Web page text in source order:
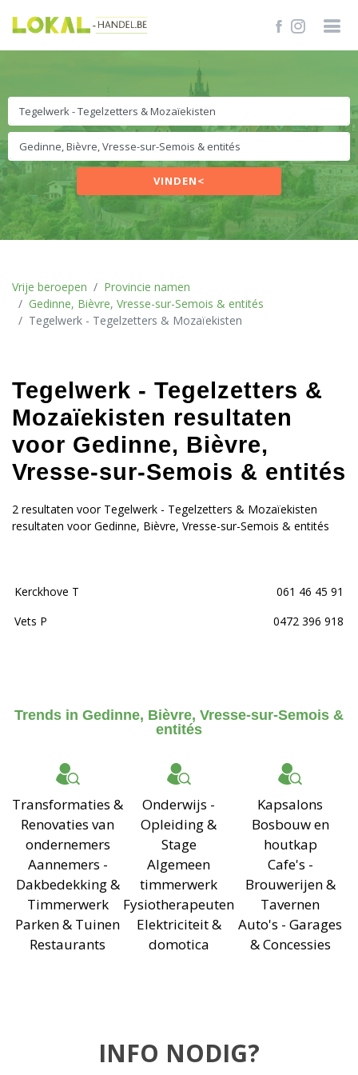
VINDEN<
Vrije beroepen
Provincie namen
Gedinne, Bièvre, Vresse-sur-Semois & entités
Tegelwerk - Tegelzetters & Mozaïekisten
Tegelwerk - Tegelzetters &
Mozaïekisten resultaten
voor Gedinne, Bièvre,
Vresse-sur-Semois & entités
2 resultaten voor Tegelwerk - Tegelzetters & Mozaïekisten
resultaten voor Gedinne, Bièvre, Vresse-sur-Semois & entités
Kerckhove T
061 46 45 91
Vets P
0472 396 918
Trends in Gedinne, Bièvre, Vresse-sur-Semois &
entités
Transformaties &
Renovaties van
ondernemers
Aannemers -
Dakbedekking &
Timmerwerk
Parken & Tuinen
Restaurants
Onderwijs -
Opleiding &
Stage
Algemeen
timmerwerk
Fysiotherapeuten
Elektriciteit &
domotica
Kapsalons
Bosbouw en
houtkap
Cafe's -
Brouwerijen &
Tavernen
Auto's - Garages
& Concessies
INFO NODIG?